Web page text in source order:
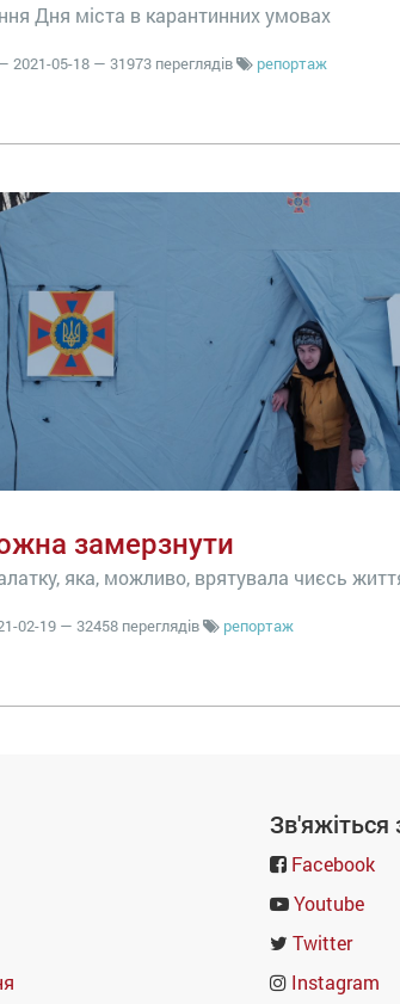
Дня міста в карантинних умовах
2021-05-18 — 31973 переглядів репортаж
замерзнути
яка, можливо, врятувала чиєсь
02-19 — 32458 переглядів репортаж
Зв'яжіться
Facebook
Youtube
Twitter
Instagram